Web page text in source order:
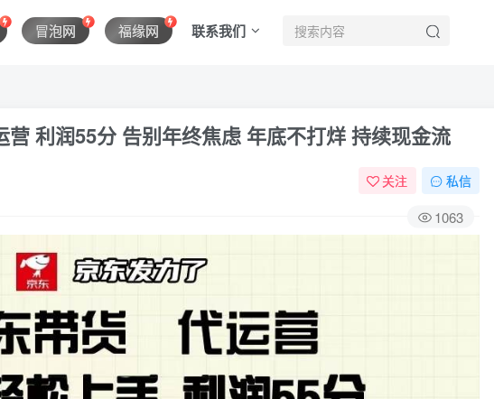
冒泡网 福缘网 联系我们
营 利润55分 告别年终焦虑 年底不打烊 持续现金流
关注 私信
1063